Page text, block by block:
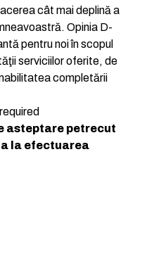
cât mai deplină a
Opinia D-
pentru noi în scopul
serviciilor oferite, de
completării
asteptare petrecut
la efectuarea